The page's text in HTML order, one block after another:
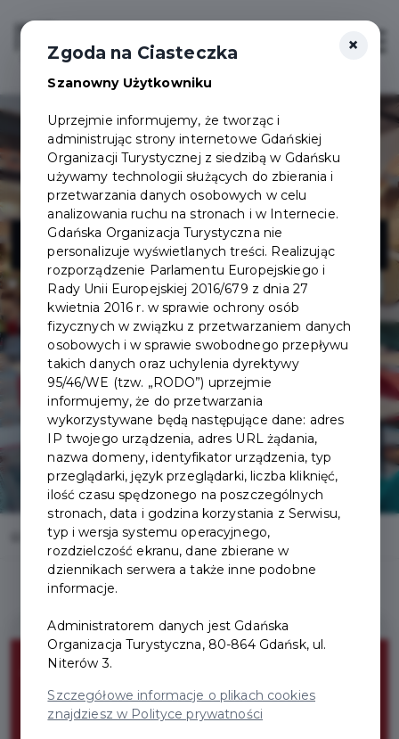
Login/Rejestracja
Pomelo Bistro
Home Oferty Pomelo Bistro
Zestaw Smaki
Gdańska
×
Zgoda na Ciasteczka
Szanowny Użytkowniku
Uprzejmie informujemy, że tworząc i
administrując strony internetowe Gdańskiej
Organizacji Turystycznej z siedzibą w Gdańsku
używamy technologii służących do zbierania i
przetwarzania danych osobowych w celu
analizowania ruchu na stronach i w Internecie.
Gdańska Organizacja Turystyczna nie
personalizuje wyświetlanych treści. Realizując
rozporządzenie Parlamentu Europejskiego i
Rady Unii Europejskiej 2016/679 z dnia 27
kwietnia 2016 r. w sprawie ochrony osób
fizycznych w związku z przetwarzaniem danych
osobowych i w sprawie swobodnego przepływu
takich danych oraz uchylenia dyrektywy
95/46/WE (tzw. „RODO”) uprzejmie
informujemy, że do przetwarzania
wykorzystywane będą następujące dane: adres
IP twojego urządzenia, adres URL żądania,
nazwa domeny, identyfikator urządzenia, typ
przeglądarki, język przeglądarki, liczba kliknięć,
ilość czasu spędzonego na poszczególnych
stronach, data i godzina korzystania z Serwisu,
typ i wersja systemu operacyjnego,
rozdzielczość ekranu, dane zbierane w
dziennikach serwera a także inne podobne
informacje.
Administratorem danych jest Gdańska
Organizacja Turystyczna, 80-864 Gdańsk, ul.
Niterów 3.
Szczegółowe informacje o plikach cookies
znajdziesz w Polityce prywatności